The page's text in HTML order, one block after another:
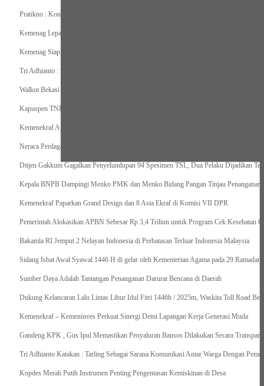
Pratikno : Kondisi Keamanan di Yahukimo Terkendali, Layanan Pendidikan dan
Kemenag Lepas Ratusan Peserta Program Mudik Gratis 1446 H/2025M
Kemenag Siapkan 6.180 Posko Masjid Ramah Mudik Lebaran 2025
Tri Adhianto : Barang Kadaluarsa Segera di Kembalikan
Walkot Bekasi Periksa Kesesuaian Takaran SPBU Saat Mudik Lebaran 2025
Kapuspen TNI : Media dan Pemangku Kepentingan Bersatu Wujudkan Mudik Aman
Kemenekraf Ajak Kabinet Merah Putih Nobar Film Animasi Jumbo
Neraca Perdagangan Indonesia Surplus 58 Bulan Berturut-turut
Ditjen Gakkum Gagalkan Penyelundupan 94 Spesimen TSL, Dua Pelaku Dijadikan
Kepala BNPB Dampingi Menko PMK dan Menko Bidang Pangan Tinjau Penanganan
Kemenekraf Paparkan Grand Design dan 8 Asta Ekraf di Komisi VII DPR
Pemerintah Alokasikan APBN Sebesar Rp 3,4 Triliun untuk Program Cek Kesehatan
Bakamla RI Jemput 2 Nelayan Indonesia di Perbatasan Terluar Indonesia Malaysia
Sidang Isbat Awal Syawal 1446 H di gelar oleh Kementerian Agama pada 29 Ramadan
Sumber Daya Adalah Tantangan Penanganan Darurat Bencana di Daerah
Dukung Kelancaran Lalu Lintas Libur Idul Fitri 1446h / 2025m, Waskita Toll Road
Kemenekraf – Kemeninves Perkuat Sinergi Demi Lapangan Kerja Generasi Muda
Gandeng KPK , Gus Ipul Memastikan Penyaluran Bansos Dilakukan Secara Transparan
Tri Adhianto Katakan : Tarling Sebagai Sarana Komunikasi Antar Warga Dengan
Kopdes Merah Putih Instrumen Penting Pengentasan Kemiskinan di Desa